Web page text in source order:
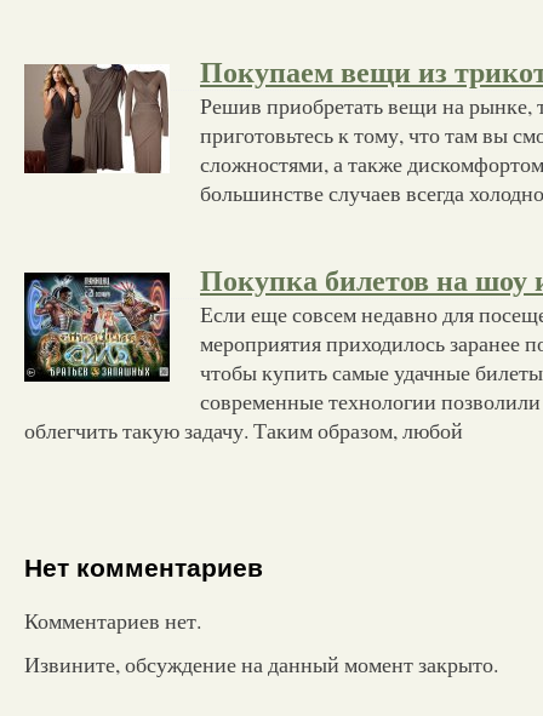
Покупаем вещи из
Решив приобретать вещи на рынке,
приготовьтесь к тому, что там вы
сложностями, а также
большинстве случаев всегда
Покупка билетов на шоу
Если еще совсем недавно для
мероприятия приходилось заранее
чтобы купить самые удачные
современные технологии
облегчить такую задачу. Таким образом, любой
Нет комментариев
Комментариев нет.
Извините, обсуждение на данный момент закрыто.